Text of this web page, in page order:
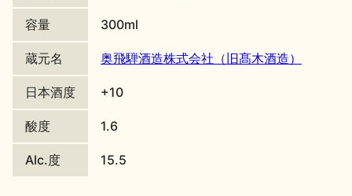
地酒・イベント情報
容量 300ml
蔵元名 奥飛騨酒造株式会社（旧髙木酒造）
日本酒度 +10
酸度 1.6
Alc.度 15.5